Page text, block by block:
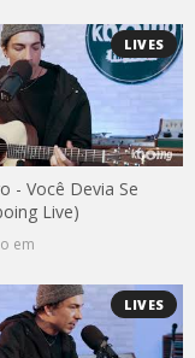
LIVES
- Você Devia Se
Live)
em
LIVES